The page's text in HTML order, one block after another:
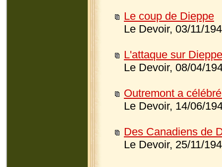
Le coup de Dieppe
Le Devoir, 03/11/
L'attaque sur Dieppe
Le Devoir, 08/04/
Outremont a
Le Devoir, 14/06/
Des Canadiens de
Le Devoir, 25/11/